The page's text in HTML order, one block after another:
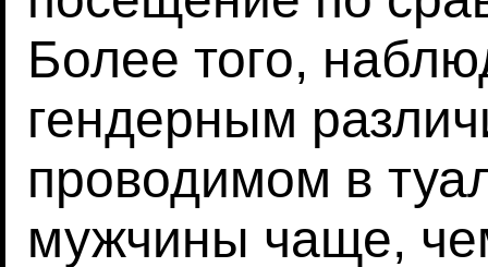
Более того,
гендерным
проводимом в
мужчины чаще,